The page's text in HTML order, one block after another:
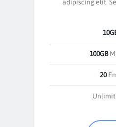
adipiscing elit.
100GB
20